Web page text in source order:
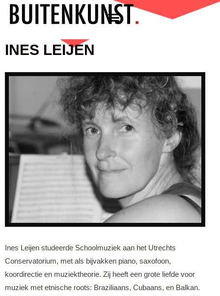
INES LEIJEN
Ines Leijen studeerde Schoolmuziek aan het Utrechts
Conservatorium, met als bijvakken piano, saxofoon,
koordirectie en muziektheorie. Zij heeft een grote liefde voor
muziek met etnische roots: Braziliaans, Cubaans, en Balkan.